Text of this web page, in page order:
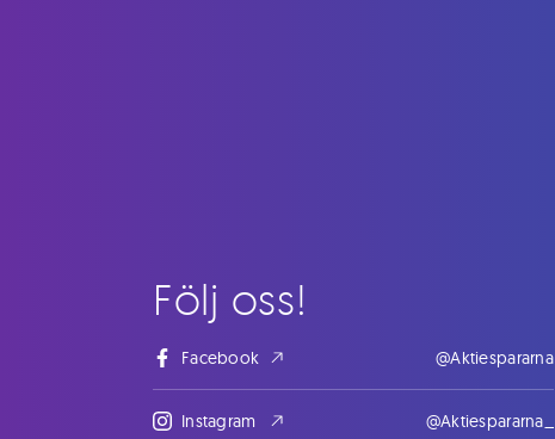
Följ oss!
Facebook @Aktiespararna
Instagram @Aktiespararna_